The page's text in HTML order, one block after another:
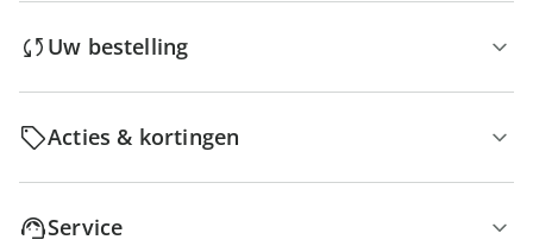
Uw bestelling
Acties & kortingen
Service